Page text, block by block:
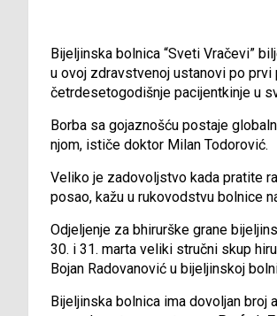
Bijeljinska bolnica “Sveti Vračevi”
u ovoj zdravstvenoj ustanovi po
četrdesetogodišnje pacijentkinje u
Borba sa gojaznošću postaje
njom, ističe doktor Milan Todorović.
Veliko je zadovoljstvo kada pratite
posao, kažu u rukovodstvu bolnice
Odjeljenje za bhirurške grane
30. i 31. marta veliki stručni skup
Bojan Radovanović u bijeljinskoj
Bijeljinska bolnica ima dovoljan